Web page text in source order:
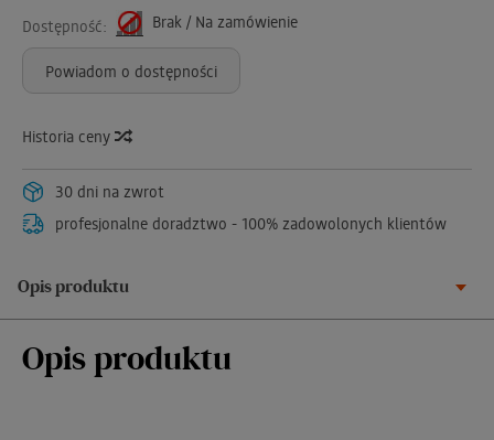
Dostępność:
Brak / Na zamówienie
Powiadom o dostępności
Historia ceny
30 dni na zwrot
profesjonalne doradztwo - 100% zadowolonych klientów
Opis produktu
Opis produktu